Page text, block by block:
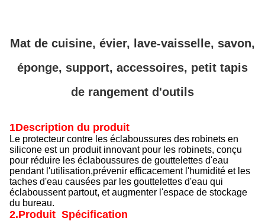
Mat de cuisine, évier, lave-vaisselle, savon,
éponge, support, accessoires, petit tapis
de rangement d'outils
1Description du produit
Le protecteur contre les éclaboussures des robinets en
silicone est un produit innovant pour les robinets, conçu
pour réduire les éclaboussures de gouttelettes d'eau
pendant l'utilisation,prévenir efficacement l'humidité et les
taches d'eau causées par les gouttelettes d'eau qui
éclaboussent partout, et augmenter l'espace de stockage
du bureau.
2.Produit Spécification